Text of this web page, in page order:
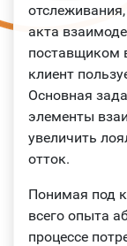
акта
поставщиком
клиент
Основная
элементы
увеличить
отток.
Понимая под
всего опыта
процессе